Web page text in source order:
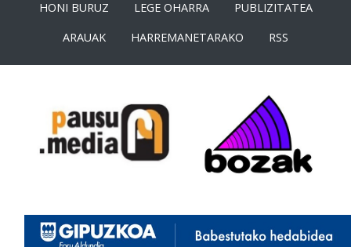
HONI BURUZ LEGE OHARRA
PUBLIZITATEA
ARAUAK
HARREMANETARAKO RSS